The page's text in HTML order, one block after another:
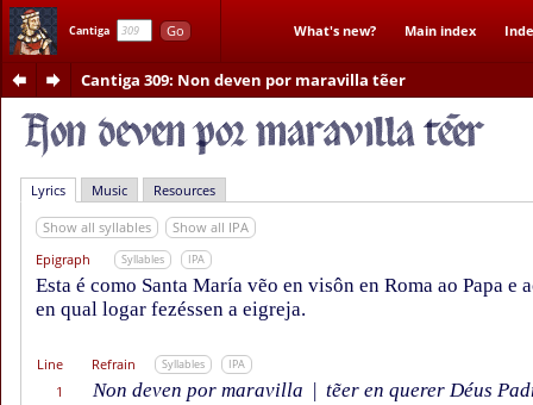
Cantiga Go What's new? Main index
Cantiga 309: Non deven por maravilla tẽer
Lyrics Music Resources
Show all syllables
Show all IPA
Epigraph
Syllables IPA
Esta é como Santa María vẽo en visôn en Roma ao Papa e
en qual logar fezéssen a eigreja.
Line Refrain Syllables IPA
1 Non deven por maravilla | tẽer en querer Déus